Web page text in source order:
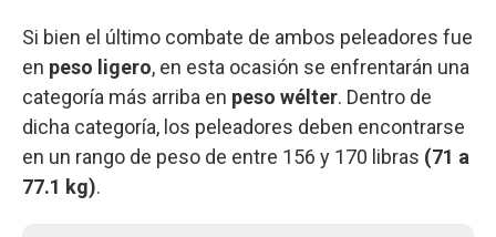
Si bien el último combate de ambos peleadores fue
en peso ligero, en esta ocasión se enfrentarán una
categoría más arriba en peso wélter. Dentro de
dicha categoría, los peleadores deben encontrarse
en un rango de peso de entre 156 y 170 libras (71 a
77.1 kg).